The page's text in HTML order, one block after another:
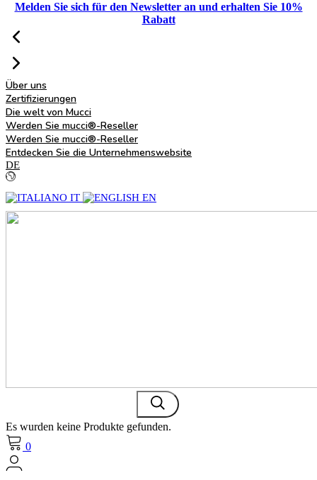
Melden Sie sich für den Newsletter an und erhalten Sie 10%
Rabatt
Über uns
Zertifizierungen
Die welt von Mucci
Werden Sie mucci®-Reseller
Werden Sie mucci®-Reseller
Entdecken Sie die Unternehmenswebsite
DE
IT EN
Es wurden keine Produkte gefunden.
0